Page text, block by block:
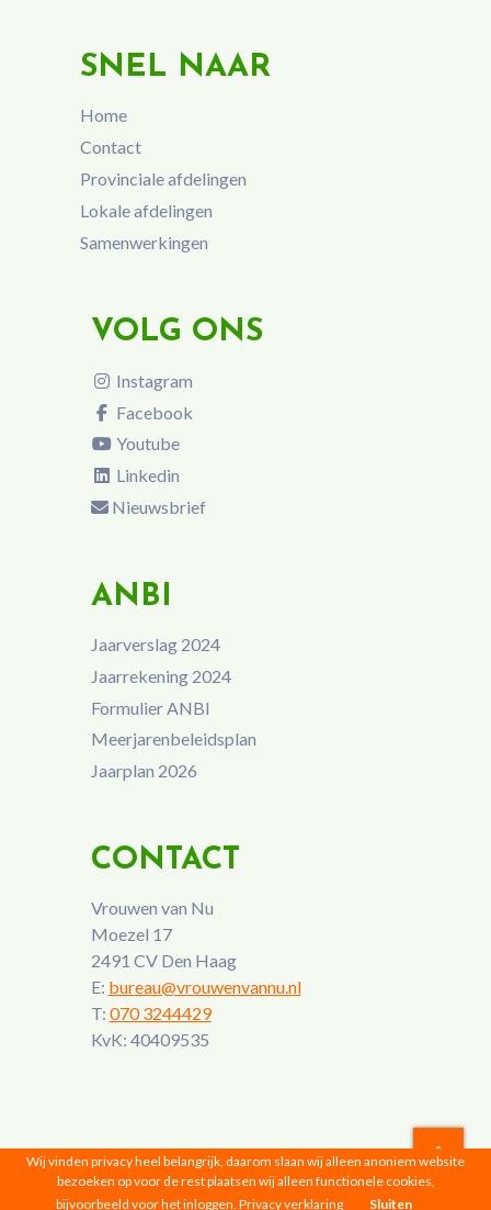
SNEL NAAR
Home
Contact
Provinciale afdelingen
Lokale afdelingen
Samenwerkingen
VOLG ONS
Instagram
Facebook
Youtube
Linkedin
Nieuwsbrief
ANBI
Jaarverslag 2024
Jaarrekening 2024
Formulier ANBI
Meerjarenbeleidsplan
Jaarplan 2026
CONTACT
Vrouwen van Nu
Moezel 17
2491 CV Den Haag
E: bureau@vrouwenvannu.nl
T: 070 3244429
KvK: 40409535
Vrouwen van Nu © 2026 |Privacyverklaring
Wij vinden privacy heel belangrijk, daarom slaan wij alleen anoniem website
bezoeken op voor de rest plaatsen wij alleen functionele cookies,
bijvoorbeeld voor het inloggen. Privacy verklaring Sluiten